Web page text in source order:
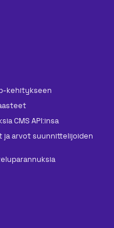
kehitykseen
CMS API:insa
ja arvot suunnittelijoiden